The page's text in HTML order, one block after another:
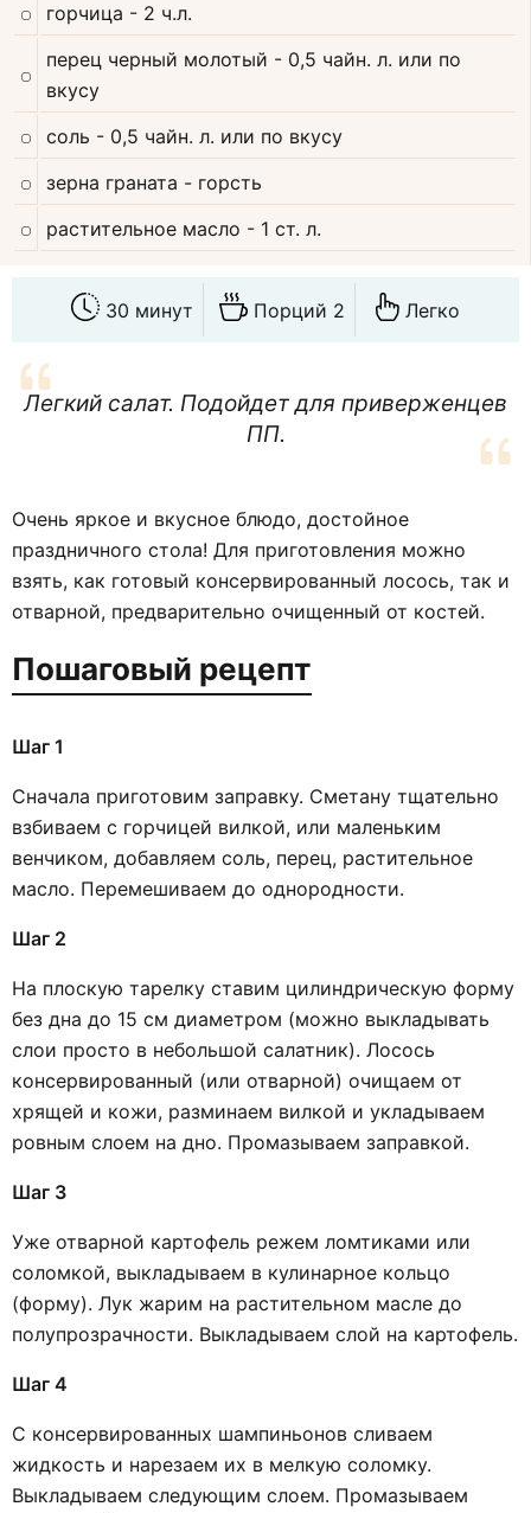
горчица - 2 ч.л.
перец черный молотый - 0,5 чайн. л. или по
вкусу
соль - 0,5 чайн. л. или по вкусу
зерна граната - горсть
растительное масло - 1 ст. л.
30 минут Порций 2 Легко
Легкий салат. Подойдет для приверженцев
ПП.
Очень яркое и вкусное блюдо, достойное
праздничного стола! Для приготовления можно
взять, как готовый консервированный лосось, так и
отварной, предварительно очищенный от костей.
Пошаговый рецепт
Шаг 1
Сначала приготовим заправку. Сметану тщательно
взбиваем с горчицей вилкой, или маленьким
венчиком, добавляем соль, перец, растительное
масло. Перемешиваем до однородности.
Шаг 2
На плоскую тарелку ставим цилиндрическую форму
без дна до 15 см диаметром (можно выкладывать
слои просто в небольшой салатник). Лосось
консервированный (или отварной) очищаем от
хрящей и кожи, разминаем вилкой и укладываем
ровным слоем на дно. Промазываем заправкой.
Шаг 3
Уже отварной картофель режем ломтиками или
соломкой, выкладываем в кулинарное кольцо
(форму). Лук жарим на растительном масле до
полупрозрачности. Выкладываем слой на картофель.
Шаг 4
С консервированных шампиньонов сливаем
жидкость и нарезаем их в мелкую соломку.
Выкладываем следующим слоем. Промазываем